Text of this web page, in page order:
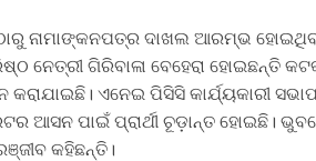
ନାମାଙ୍କନପତ୍ର ଦାଖଲ ଆରମ୍ଭ
ନେତ୍ରୀ ଗିରିବାଳା ବେହେରା ହୋଇଛନ୍ତି
ଏନେଇ ପିସିସି କାର୍ଯ୍ୟକାରୀ
ଆସନ ପାଇଁ ପ୍ରାର୍ଥୀ ଚୂଡ଼ାନ୍ତ ହୋଇଛି।
କହିଛନ୍ତି।